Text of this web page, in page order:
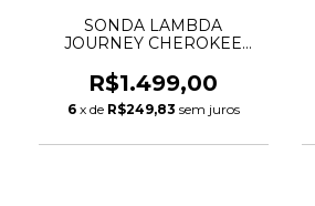
SONDA LAMBDA
JOURNEY CHEROKEE
PENTASTAR 05149180AA
05149180AB CONECTOR
BRANCO
R$1.499,00
6 x de R$249,83 sem juros